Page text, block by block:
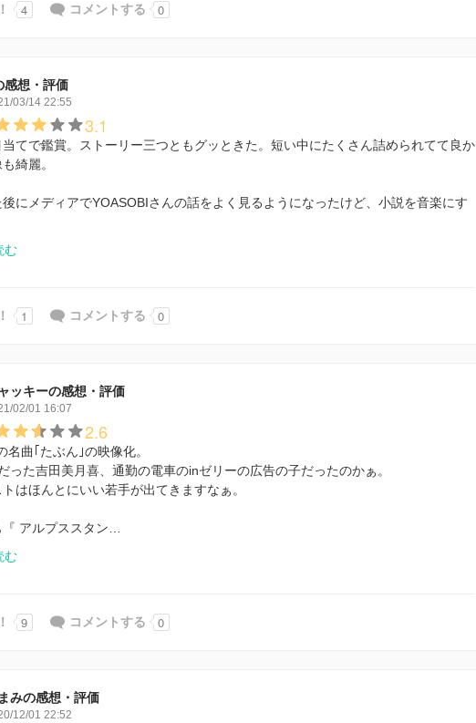
4 コメントする 0
感想・評価
03/14 22:55
3.1
てで鑑賞。ストーリー三つともグッときた。短い中にたくさん詰められてて良か
綺麗。
後にメディアでYOASOBIさんの話をよく見るようになったけど、小説を音楽にす
む
1 コメントする 0
ッキーの感想・評価
02/01 16:07
2.6
名曲｢たぶん｣の映像化。
った吉田美月喜、通勤の電車のinゼリーの広告の子だったのかぁ。
はほんとにいい若手が出てきますなぁ。
アルプススタン…
む
9 コメントする 0
みの感想・評価
12/01 22:52